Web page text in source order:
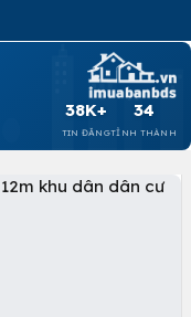
38K+
TIN ĐĂNG
34
TỈNH THÀNH